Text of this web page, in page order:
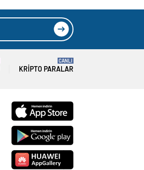
KRIPTO PARALAR
CANLI